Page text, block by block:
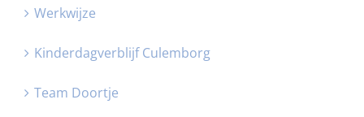
Werkwijze
Kinderdagverblijf Culemborg
Team Doortje